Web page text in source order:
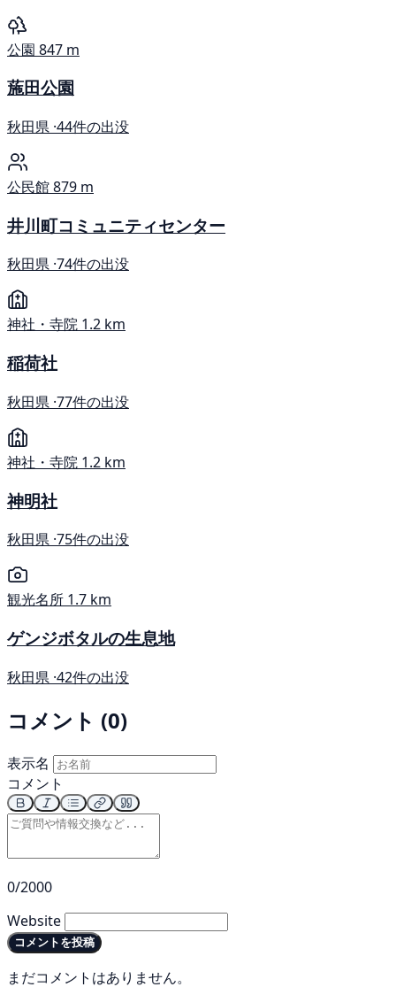
公園 847 m
葹田公園
秋田県 ·44件の出没
公民館879 m
井川町コミュニティセンター
秋田県 ·74件の出没
神社・寺院 1.2 km
稲荷社
秋田県 ·77件の出没
神社・寺院 1.2 km
神明社
秋田県 ·75件の出没
観光名所 1.7 km
ゲンジボタルの生息地
秋田県 ·42件の出没
コメント (0)
表示名
コメント
0/2000
Website
コメントを投稿
まだコメントはありません。